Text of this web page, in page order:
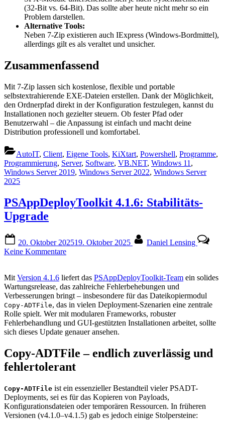
(32-Bit vs. 64-Bit). Das sollte aber heute nicht mehr so ein
Problem darstellen.
Alternative Tools:
Neben 7-Zip existieren auch IExpress (Windows-Bordmittel),
allerdings gilt es als veraltet und unsicher.
Zusammenfassend
Mit 7-Zip lassen sich kostenlose, flexible und portable
selbstextrahierende EXE-Dateien erstellen. Dank der Möglichkeit,
den Ordnerpfad direkt in der Konfiguration festzulegen, kannst du
Installationen noch gezielter steuern. Ob fester Pfad oder
Benutzerwahl – die Anpassung ist einfach und macht deine
Distribution professionell und komfortabel.
AutoIT, Client, Eigene Tools, KiXtart, Powershell, Programme,
Programmierung, Server, Software, VB.NET, Windows 11 ,
Windows Server 2019, Windows Server 2022, Windows Server
2025
PSAppDeployToolkit 4.1.6: Stabilitäts-
Upgrade
on
20. Oktober 202519. Oktober 2025
Daniel Lensing
Keine Kommentarezu
Stabilitäts-
Upgrade
Mit Version 4.1.6 liefert das PSAppDeployToolkit-Team ein solides
Wartungsrelease, das zahlreiche Fehlerbehebungen und
Verbesserungen bringt – insbesondere für das Dateikopiermodul
Copy-ADTFile, das in vielen Deployment-Szenarien eine zentrale
Rolle spielt. Wer mit modularen Frameworks, robuster
Fehlerbehandlung und GUI-gestützten Installationen arbeitet, sollte
sich dieses Update genauer ansehen.
Copy-ADTFile – endlich zuverlässig und
fehlertolerant
Copy-ADTFile ist ein essenzieller Bestandteil vieler PSADT-
Deployments, sei es für das Kopieren von Payloads,
Konfigurationsdateien oder temporären Ressourcen. In früheren
Versionen (v4.1.0–v4.1.5) gab es jedoch einige Stolpersteine: